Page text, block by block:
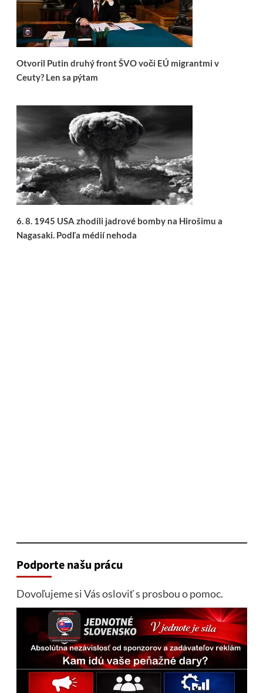
Otvoril Putin druhý front ŠVO voči EÚ migrantmi v
Ceuty? Len sa pýtam
6. 8. 1945 USA zhodili jadrové bomby na Hirošimu a
Nagasaki. Podľa médií nehoda
Podporte našu prácu
Dovoľujeme si Vás osloviť s prosbou o pomoc.